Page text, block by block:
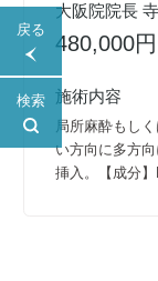
戻る
検索
大阪院院長
480,000
施術内容
局所麻酔もし
い方向に多方
挿入。【成分】